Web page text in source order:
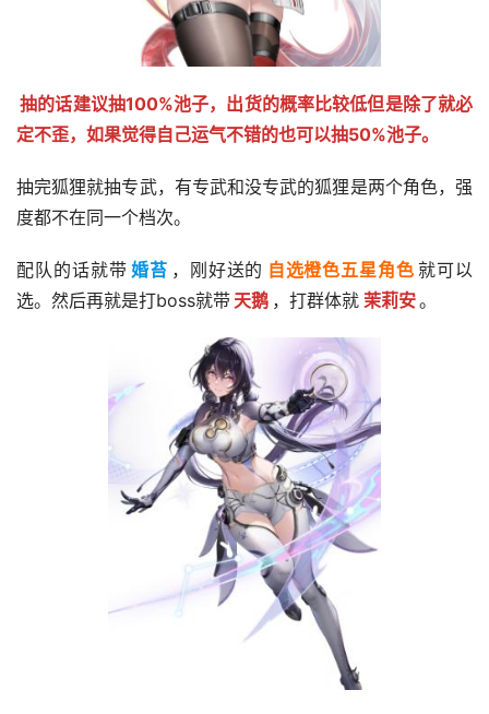
抽的话建议抽100%池子，出货的概率比较低但是除了就必
定不歪，如果觉得自己运气不错的也可以抽50%池子。
抽完狐狸就抽专武，有专武和没专武的狐狸是两个角色，强
度都不在同一个档次。
配队的话就带 婚苔 ，刚好送的 自选橙色五星角色 就可以
选。然后再就是打boss就带 天鹅 ，打群体就 茉莉安。